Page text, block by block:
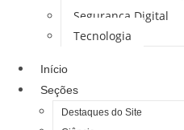
Segurança Digital
Tecnologia
Início
Seções
Destaques do Site